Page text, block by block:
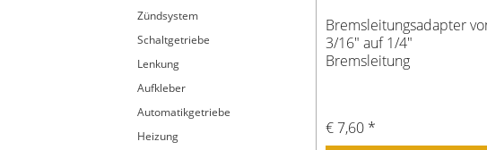
Zündsystem
Schaltgetriebe
Lenkung
Aufkleber
Automatikgetriebe
Heizung
Bremsleitungsadapter
3/16" auf 1/4"
Bremsleitung
€ 7,60 *